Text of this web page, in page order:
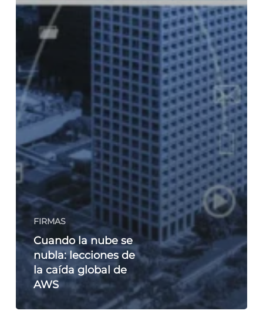
FIRMAS
Cuando la nube se
nubla: lecciones de
la caída global de
AWS